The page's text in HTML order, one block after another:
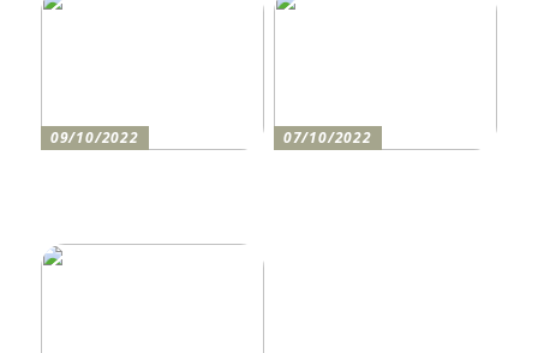
09/10/2022
07/10/2022